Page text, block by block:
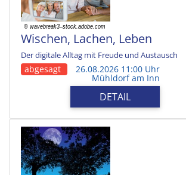
Wischen, Lachen, Leben
Der digitale Alltag mit Freude und Austausch
abgesagt 26.08.2026 11:00 Uhr
Mühldorf am Inn
DETAIL